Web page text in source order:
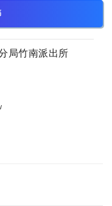
局竹南派出所